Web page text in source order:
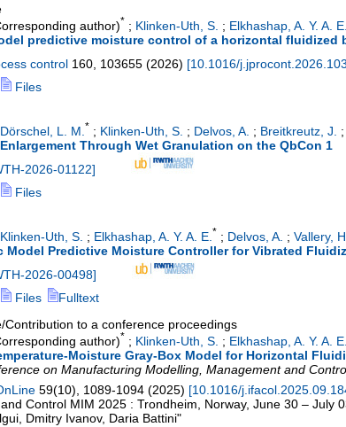
author)* ; Klinken-Uth, S. ; Elkhashap, A. Y. A. E.
predictive moisture control of a horizontal
control 160, 103655 (2026) [10.1016/
Files
Dörschel, L. M. * ; Klinken-Uth, S. ; Delvos, A. ; Breitkreutz, J. ;
Through Wet Granulation on the QbCon 1
2026-01122]
Files
Klinken-Uth, S. ; Elkhashap, A. Y. A. E. * ; Delvos, A. ; Vallery, H.
Model Predictive Moisture Controller for Vibrated
2026-00498]
Files
Fulltext
Contribution to a conference proceedings
author)* ; Klinken-Uth, S. ; Elkhashap, A. Y. A. E.
Moisture Gray-Box Model for Horizontal
on Manufacturing Modelling, Management and
59(10), 1089-1094 (2025) [10.1016/
Control MIM 2025 : Trondheim, Norway, June 30 – July
Dmitry Ivanov, Daria Battini"